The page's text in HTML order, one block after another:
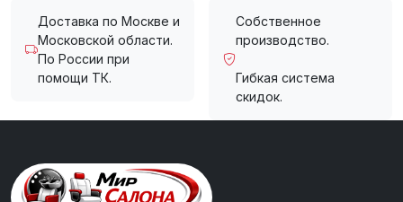
Доставка по Москве и
Московской области.
По России при
помощи ТК.
Собственное
производство.
Гибкая система
скидок.